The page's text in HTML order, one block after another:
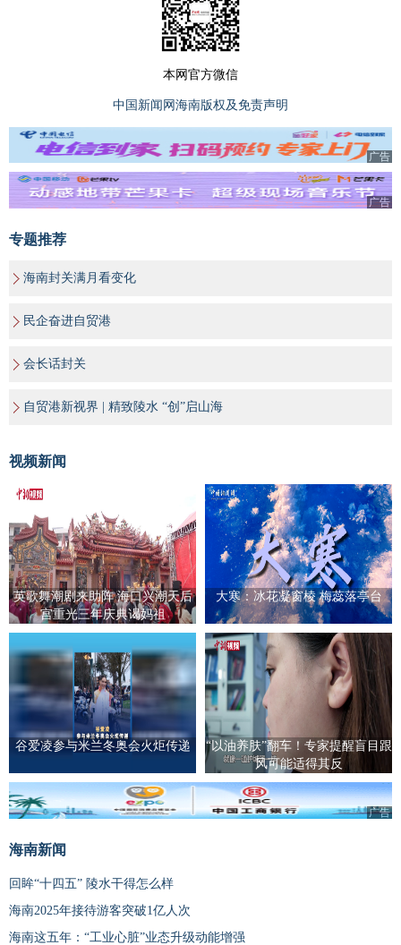
本网官方微信
中国新闻网海南版权及免责声明
广告
广告
专题推荐
海南封关满月看变化
民企奋进自贸港
会长话封关
自贸港新视界 | 精致陵水 “创”启山海
视频新闻
英歌舞潮剧来助阵 海口兴潮天后
宫重光三年庆典谒妈祖
大寒：冰花凝窗棱 梅蕊落亭台
谷爱凌参与米兰冬奥会火炬传递
“以油养肤”翻车！专家提醒盲目跟
风可能适得其反
广告
海南新闻
回眸“十四五” 陵水干得怎么样
海南2025年接待游客突破1亿人次
海南这五年：“工业心脏”业态升级动能增强